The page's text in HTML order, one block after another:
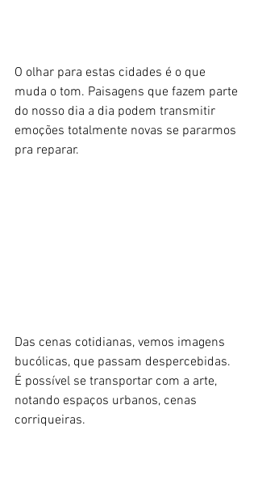
O olhar para estas cidades é o que
muda o tom. Paisagens que fazem parte
do nosso dia a dia podem transmitir
emoções totalmente novas se pararmos
pra reparar.
Das cenas cotidianas, vemos imagens
bucólicas, que passam despercebidas.
É possível se transportar com a arte,
notando espaços urbanos, cenas
corriqueiras.